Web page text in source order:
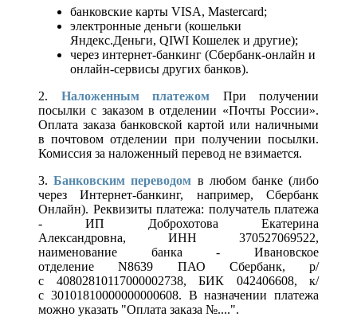
банковские карты VISA, Mastercard;
электронные деньги (кошельки
Яндекс.Деньги, QIWI Кошелек и другие);
через интернет-банкинг (Сбербанк-онлайн и
онлайн-сервисы других банков).
2. Наложенным платежом При получении
посылки с заказом в отделении «Почты России».
Оплата заказа банковской картой или наличными
в почтовом отделении при получении посылки.
Комиссия за наложенный перевод не взимается.
3.Банковским переводом в любом банке (либо
через Интернет-банкинг, например, Сбербанк
Онлайн). Реквизиты платежа: получатель платежа
- ИП Доброхотова Екатерина
Александровна, ИНН 370527069522,
наименование банка - Ивановское
отделение N8639 ПАО Сбербанк, р/
с 40802810117000002738, БИК 042406608, к/
с 30101810000000000608. В назначении платежа
можно указать "Оплата заказа №....".